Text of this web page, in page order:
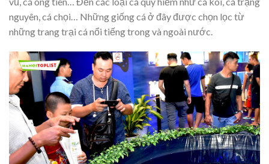
nguyên, cá chọi… Những giống cá ở đây được chọn lọc từ
những trang trại cá nổi tiếng trong và ngoài nước.